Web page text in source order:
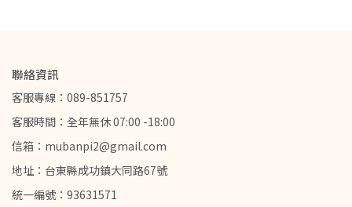
聯絡資訊
客服專線：089-851757
客服時間：全年無休 07:00 -18:00
信箱：mubanpi2@gmail.com
地址：台東縣成功鎮大同路67號
統一編號：93631571